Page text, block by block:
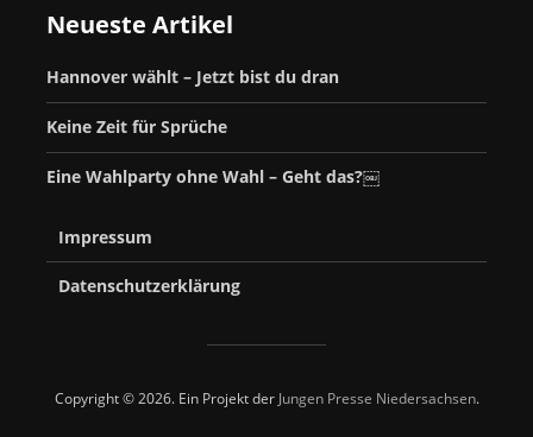
Neueste Artikel
Hannover wählt – Jetzt bist du dran
Keine Zeit für Sprüche
Eine Wahlparty ohne Wahl – Geht das?￼
Impressum
Datenschutzerklärung
Copyright © 2026. Ein Projekt der Jungen Presse Niedersachsen.